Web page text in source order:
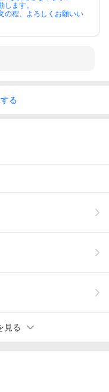
ます。
の程、よろしくお願いい
る
見る